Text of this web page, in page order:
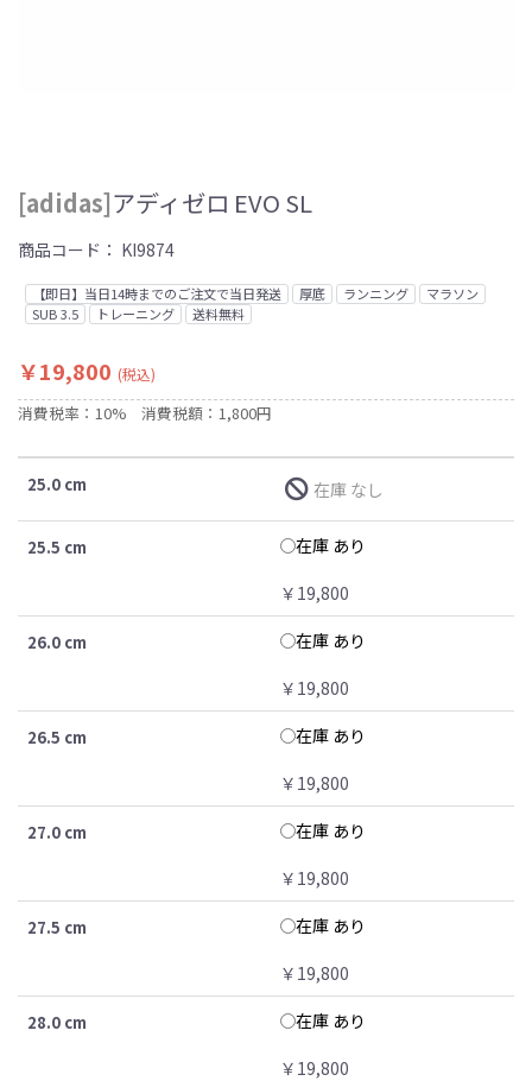
[adidas]アディゼロ EVO SL
商品コード： KI9874
【即日】当日14時までのご注文で当日発送 厚底 ランニング
マラソン
SUB 3.5
トレーニング 送料無料
￥19,800 (税込)
消費税率：10% 消費税額：1,800円
25.0 cm 在庫 なし
25.5 cm
在庫 あり
￥19,800
26.0 cm
在庫 あり
￥19,800
26.5 cm
在庫 あり
￥19,800
27.0 cm
在庫 あり
￥19,800
27.5 cm
在庫 あり
￥19,800
28.0 cm
在庫 あり
￥19,800